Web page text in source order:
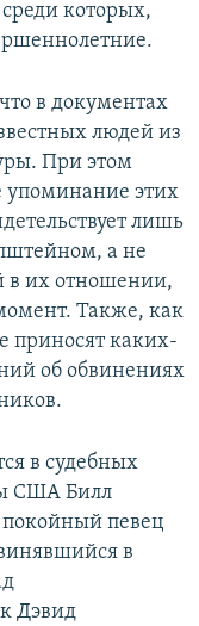
которых,
в документах
людей из
При этом
упоминание этих
лишь
а не
в их отношении,
Также, как
приносят каких-
об обвинениях
в судебных
США Билл
певец
в
Дэвид